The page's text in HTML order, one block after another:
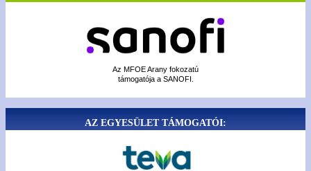
Az MFOE Arany fokozatú
támogatója a SANOFI.
AZ EGYESÜLET TÁMOGATÓI: